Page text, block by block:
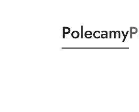
Produkty
o
Polecamy
o